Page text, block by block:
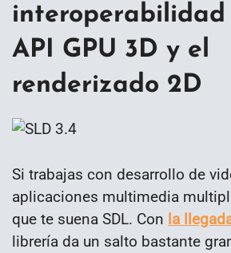
interoperabilidad
API GPU 3D y el
renderizado 2D
Si trabajas con desarrollo de
aplicaciones multimedia
que te suena SDL. Con la
librería da un salto bastante